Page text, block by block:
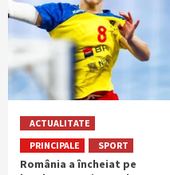
ACTUALITATE
PRINCIPALE
SPORT
România a încheiat pe